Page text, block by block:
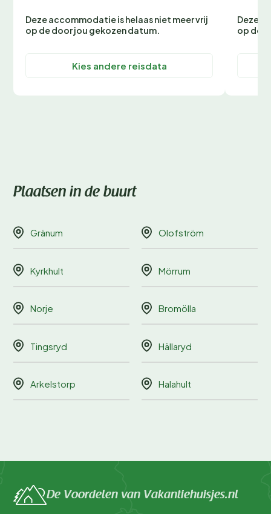
Deze accommodatie is helaas niet meer vrij
op de door jou gekozen datum.
Kies andere reisdata
Deze
op de
Plaatsen in de buurt
Gränum Olofström
Kyrkhult Mörrum
Norje Bromölla
Tingsryd Hällaryd
Arkelstorp Halahult
De Voordelen van Vakantiehuisjes.nl